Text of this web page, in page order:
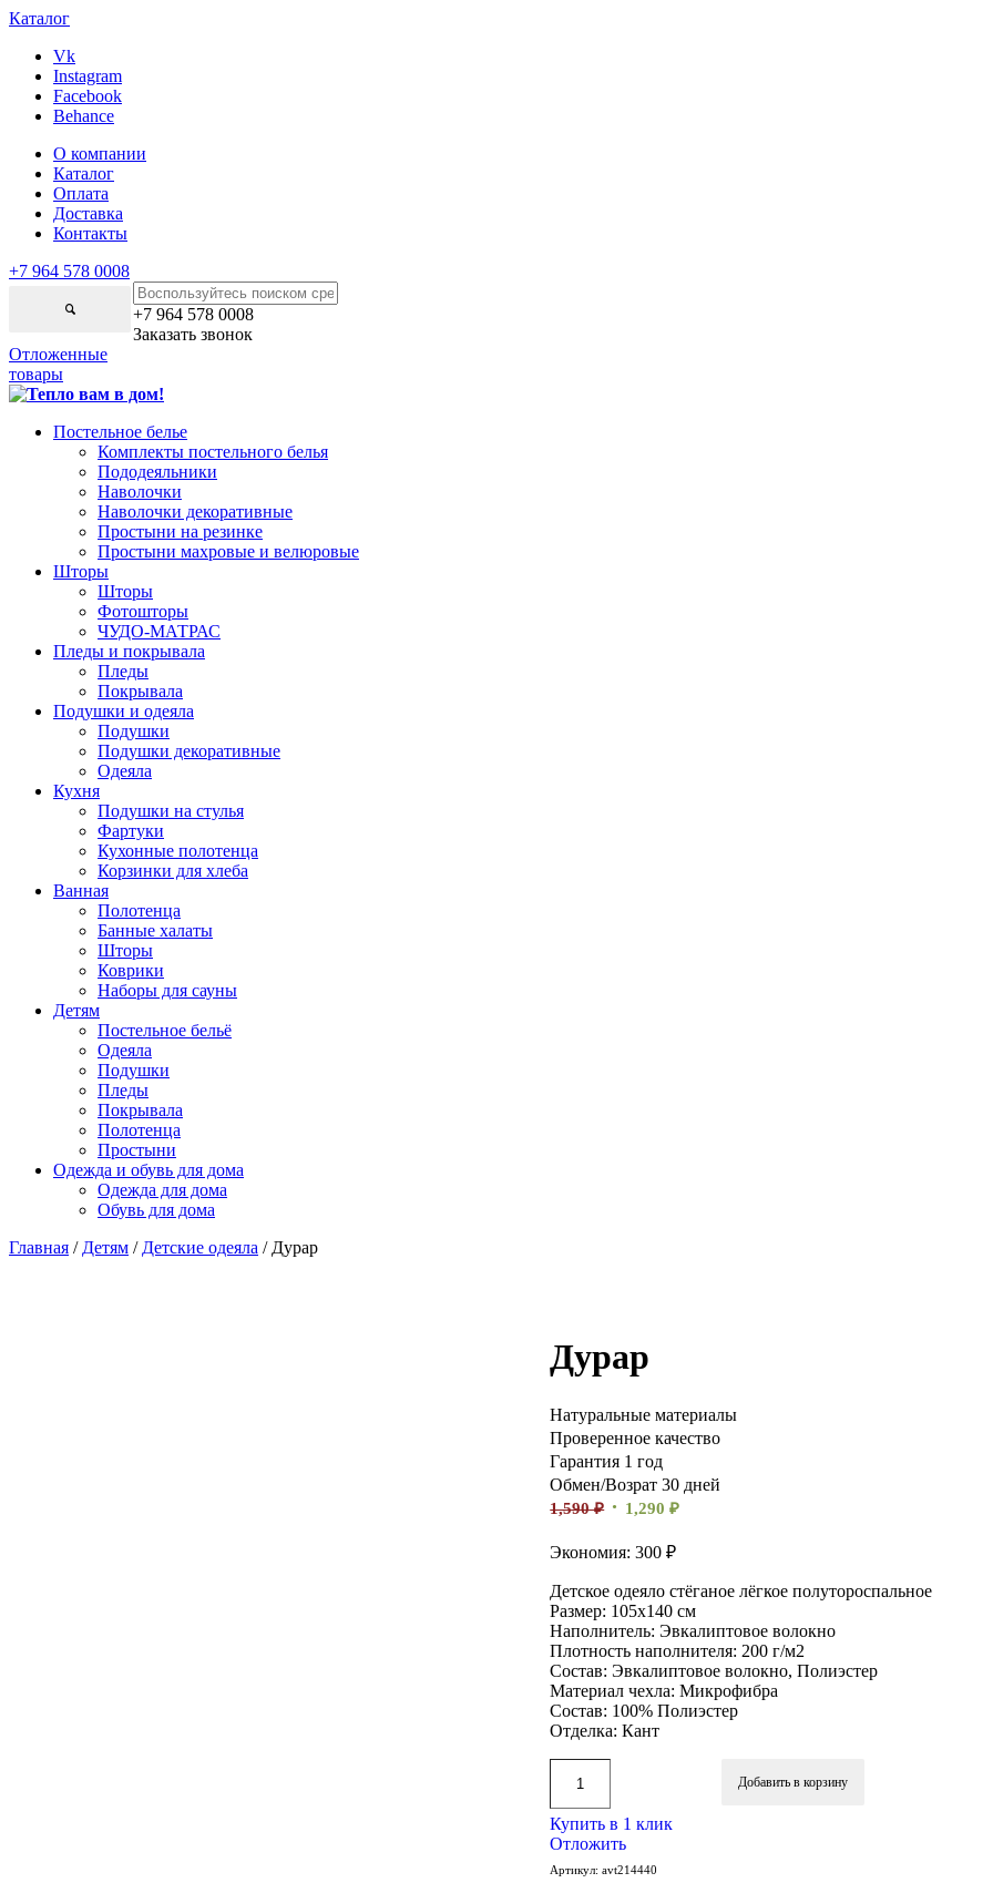
Каталог
Vk
Instagram
Facebook
Behance
О компании
Каталог
Оплата
Доставка
Контакты
+7 964 578 0008
+7 964 578 0008
Заказать звонок
Отложенные
товары
Постельное белье
Комплекты постельного белья
Пододеяльники
Наволочки
Наволочки декоративные
Простыни на резинке
Простыни махровые и велюровые
Шторы
Шторы
Фотошторы
ЧУДО-МАТРАС
Пледы и покрывала
Пледы
Покрывала
Подушки и одеяла
Подушки
Подушки декоративные
Одеяла
Кухня
Подушки на стулья
Фартуки
Кухонные полотенца
Корзинки для хлеба
Ванная
Полотенца
Банные халаты
Шторы
Коврики
Наборы для сауны
Детям
Постельное бельё
Одеяла
Подушки
Пледы
Покрывала
Полотенца
Простыни
Одежда и обувь для дома
Одежда для дома
Обувь для дома
Главная / Детям / Детские одеяла / Дурар
Дурар
Натуральные материалы
Проверенное качество
Гарантия 1 год
Обмен/Возрат 30 дней
1,590₽ 1,290₽
Экономия: 300 ₽
Детское одеяло стёганое лёгкое полутороспальное
Размер: 105х140 см
Наполнитель: Эвкалиптовое волокно
Плотность наполнителя: 200 г/м2
Состав: Эвкалиптовое волокно, Полиэстер
Материал чехла: Микрофибра
Состав: 100% Полиэстер
Отделка: Кант
Добавить в корзину
Купить в 1 клик
Отложить
Артикул:avt214440